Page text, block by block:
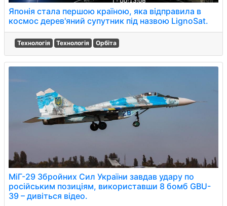
Японія стала першою країною, яка відправила в
космос дерев'яний супутник під назвою LignoSat.
Технологія Технологія Орбіта
МіГ-29 Збройних Сил України завдав удару по
російським позиціям, використавши 8 бомб GBU-
39 – дивіться відео.